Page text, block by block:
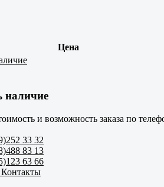
Цена
наличие
и возможность заказа по
33 32
83 13
63 66